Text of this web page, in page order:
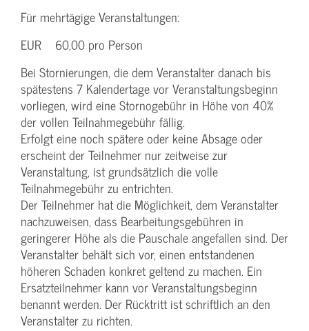
Für mehrtägige Veranstaltungen:
EUR 60,00 pro Person
Bei Stornierungen, die dem Veranstalter danach bis
spätestens 7 Kalendertage vor Veranstaltungsbeginn
vorliegen, wird eine Stornogebühr in Höhe von 40%
der vollen Teilnahmegebühr fällig.
Erfolgt eine noch spätere oder keine Absage oder
erscheint der Teilnehmer nur zeitweise zur
Veranstaltung, ist grundsätzlich die volle
Teilnahmegebühr zu entrichten.
Der Teilnehmer hat die Möglichkeit, dem Veranstalter
nachzuweisen, dass Bearbeitungsgebühren in
geringerer Höhe als die Pauschale angefallen sind. Der
Veranstalter behält sich vor, einen entstandenen
höheren Schaden konkret geltend zu machen. Ein
Ersatzteilnehmer kann vor Veranstaltungsbeginn
benannt werden. Der Rücktritt ist schriftlich an den
Veranstalter zu richten.